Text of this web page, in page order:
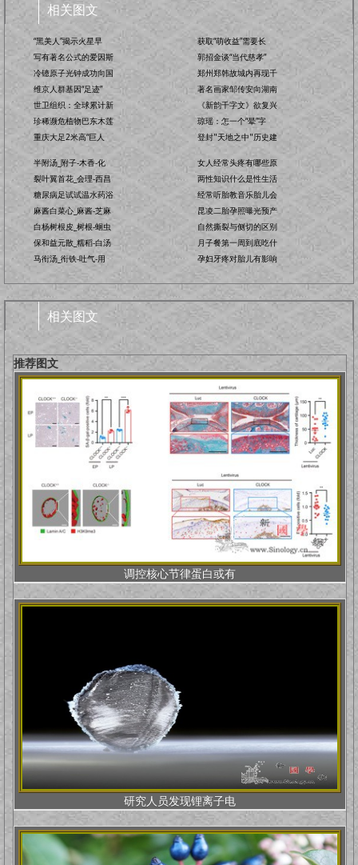
相关图文
“黑美人”揭示火星早
写有著名公式的爱因斯
冷镱原子光钟成功向国
维京人群基因“足迹”
世卫组织：全球累计新
珍稀濒危植物巴东木莲
重庆大足2米高“巨人
获取“萌收益”需要长
郭招金谈“当代慈孝”
郑州郑韩故城内再现千
著名画家邹传安向湖南
《新韵千字文》欲复兴
琼瑶：怎一个“晕”字
登封"天地之中"历史建
半附汤_附子-木香-化
裂叶翼首花_会理-西昌
糖尿病足试试温水药浴
麻酱白菜心_麻酱-芝麻
白杨树根皮_树根-蛔虫
保和益元散_糯稻-白汤
马衔汤_衔铁-吐气-用
女人经常头疼有哪些原
两性知识什么是性生活
经常听胎教音乐胎儿会
昆凌二胎孕照曝光预产
自然撕裂与侧切的区别
月子餐第一周到底吃什
孕妇牙疼对胎儿有影响
相关图文
推荐图文
调控核心节律蛋白或有
研究人员发现锂离子电